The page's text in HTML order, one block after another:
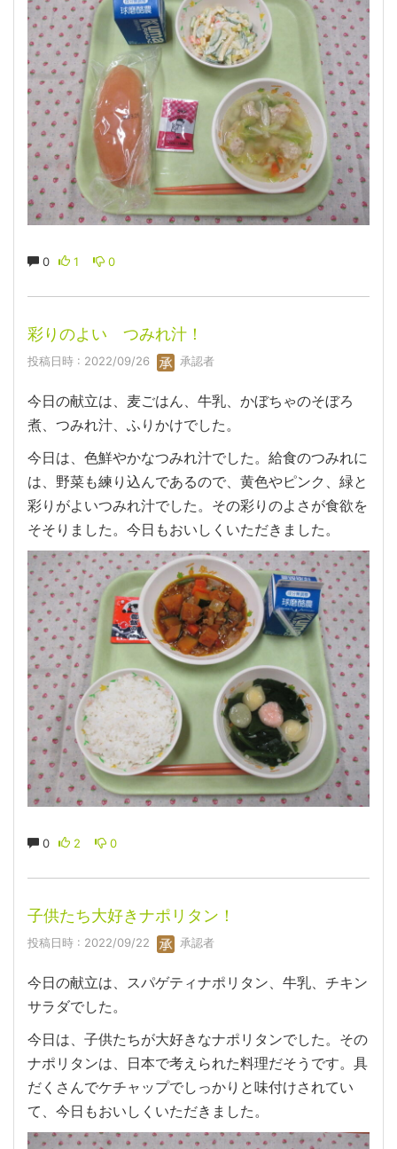
0 1 0
彩りのよい つみれ汁！
投稿日時 : 2022/09/26 承認者
今日の献立は、麦ごはん、牛乳、かぼちゃのそぼろ
煮、つみれ汁、ふりかけでした。
今日は、色鮮やかなつみれ汁でした。給食のつみれに
は、野菜も練り込んであるので、黄色やピンク、緑と
彩りがよいつみれ汁でした。その彩りのよさが食欲を
そそりました。今日もおいしくいただきました。
0 2 0
子供たち大好きナポリタン！
投稿日時 : 2022/09/22 承認者
今日の献立は、スパゲティナポリタン、牛乳、チキン
サラダでした。
今日は、子供たちが大好きなナポリタンでした。その
ナポリタンは、日本で考えられた料理だそうです。具
だくさんでケチャップでしっかりと味付けされてい
て、今日もおいしくいただきました。